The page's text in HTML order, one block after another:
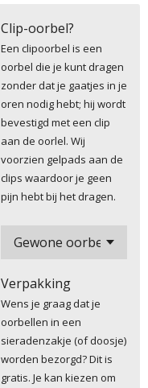
Clip-oorbel?
Een clipoorbel is een
oorbel die je kunt dragen
zonder dat je gaatjes in je
oren nodig hebt; hij wordt
bevestigd met een clip
aan de oorlel. Wij
voorzien gelpads aan de
clips waardoor je geen
pijn hebt bij het dragen.
Verpakking
Wens je graag dat je
oorbellen in een
sieradenzakje (of doosje)
worden bezorgd? Dit is
gratis. Je kan kiezen om